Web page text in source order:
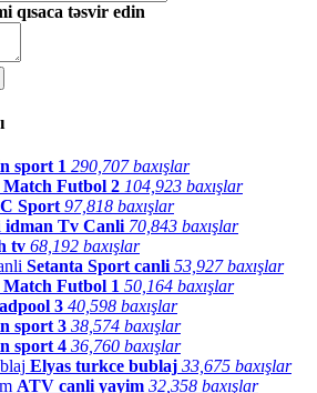
qısaca təsvir edin
sport 1 290,707 baxışlar
Match Futbol 2 104,923 baxışlar
Sport 97,818 baxışlar
idman Tv Canli 70,843 baxışlar
tv 68,192 baxışlar
Setanta Sport canli 53,927 baxışlar
Match Futbol 1 50,164 baxışlar
3 40,598 baxışlar
sport 3 38,574 baxışlar
sport 4 36,760 baxışlar
Elyas turkce bublaj 33,675 baxışlar
ATV canli yayim 32,358 baxışlar